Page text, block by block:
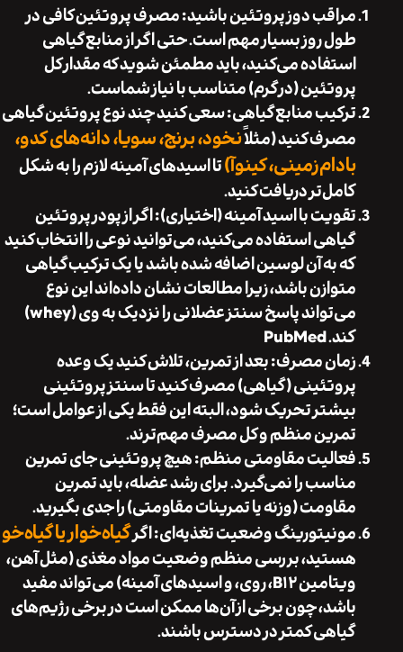
مراقب دوز پروتئین باشید: مصرف پروتئین کافی در
طول روز بسیار مهم است. حتی اگر از منابع گیاهی
استفاده می‌کنید، باید مطمئن شوید که مقدار کل
پروتئین (در گرم) متناسب با نیاز شماست.
ترکیب منابع گیاهی: سعی کنید چند نوع پروتئین گیاهی
مصرف کنید (مثلاًنخود، برنج، سویا، دانه‌های کدو،
بادام‌زمینی، کینوآ)تا اسیدهای آمینه لازم را به شکل
کامل‌تر دریافت کنید.
تقویت با اسید آمینه (اختیاری): اگر از پودر پروتئین
گیاهی استفاده می‌کنید، می‌توانید نوعی را انتخاب کنید
که به آن لوسین اضافه شده باشد یا یک ترکیب گیاهی
متوازن باشد، زیرا مطالعات نشان داده‌اند این نوع
می‌تواند پاسخ سنتز عضلانی را نزدیک به وی (whey)
PubMed
زمان مصرف: بعد از تمرین، تلاش کنید یک وعده
پروتئینی (گیاهی) مصرف کنید تا سنتز پروتئینی
بیشتر تحریک شود، البته این فقط یکی از عوامل است؛
تمرین منظم و کل مصرف مهم‌ترند.
فعالیت مقاومتی منظم: هیچ پروتئینی جای تمرین
مناسب را نمی‌گیرد. برای رشد عضله، باید تمرین
مقاومت (وزنه یا تمرینات مقاومتی) را جدی بگیرید.
مونیتورینگ وضعیت تغذیه‌ای: اگرگیاه‌خوار یا گیاه‌خو
هستید، بررسی منظم وضعیت مواد مغذی (مثل آهن،
ویتامین B۱۲، روی، و اسیدهای آمینه) می‌تواند مفید
باشد، چون برخی از آن‌ها ممکن است در برخی رژیم‌های
گیاهی کمتر در دسترس باشند.